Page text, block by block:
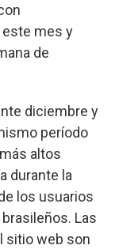
este mes y
de
diciembre y
período
altos
durante la
los usuarios
Las
sitio web son